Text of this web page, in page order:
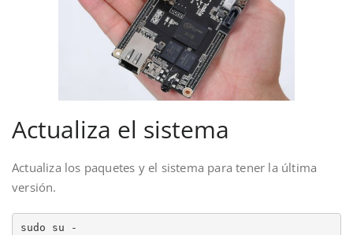
Actualiza el sistema
Actualiza los paquetes y el sistema para tener la última
versión.
sudo su -